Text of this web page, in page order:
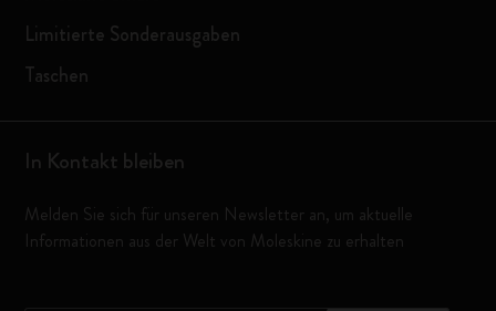
Limitierte Sonderausgaben
Taschen
In Kontakt bleiben
Melden Sie sich für unseren Newsletter an, um aktuelle
Informationen aus der Welt von Moleskine zu erhalten